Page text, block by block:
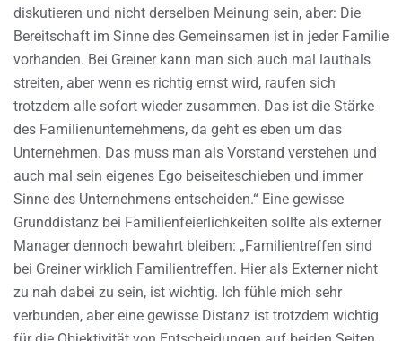
diskutieren und nicht derselben Meinung sein, aber: Die
Bereitschaft im Sinne des Gemeinsamen ist in jeder Familie
vorhanden. Bei Greiner kann man sich auch mal lauthals
streiten, aber wenn es richtig ernst wird, raufen sich
trotzdem alle sofort wieder zusammen. Das ist die Stärke
des Familienunternehmens, da geht es eben um das
Unternehmen. Das muss man als Vorstand verstehen und
auch mal sein eigenes Ego beiseiteschieben und immer
Sinne des Unternehmens entscheiden.“ Eine gewisse
Grunddistanz bei Familienfeierlichkeiten sollte als externer
Manager dennoch bewahrt bleiben: „Familientreffen sind
bei Greiner wirklich Familientreffen. Hier als Externer nicht
zu nah dabei zu sein, ist wichtig. Ich fühle mich sehr
verbunden, aber eine gewisse Distanz ist trotzdem wichtig